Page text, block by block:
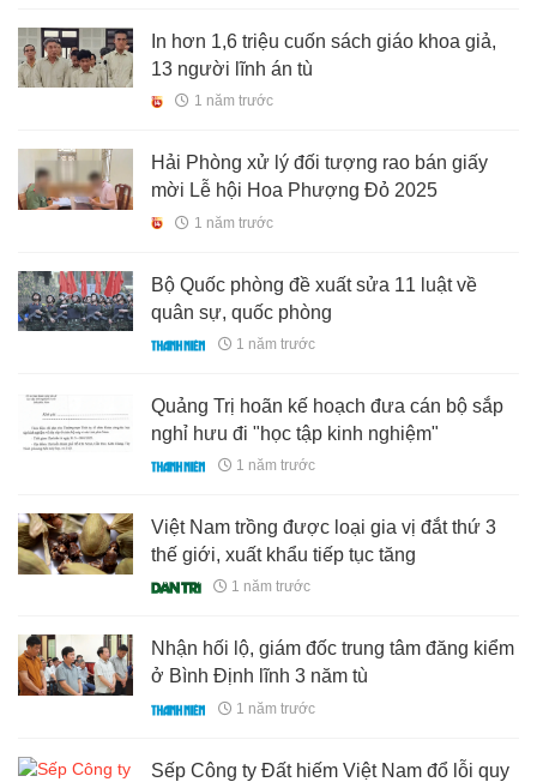
In hơn 1,6 triệu cuốn sách giáo khoa giả,
13 người lĩnh án tù
1 năm trước
Hải Phòng xử lý đối tượng rao bán giấy
mời Lễ hội Hoa Phượng Đỏ 2025
1 năm trước
Bộ Quốc phòng đề xuất sửa 11 luật về
quân sự, quốc phòng
1 năm trước
Quảng Trị hoãn kế hoạch đưa cán bộ sắp
nghỉ hưu đi "học tập kinh nghiệm"
1 năm trước
Việt Nam trồng được loại gia vị đắt thứ 3
thế giới, xuất khẩu tiếp tục tăng
1 năm trước
Nhận hối lộ, giám đốc trung tâm đăng kiểm
ở Bình Định lĩnh 3 năm tù
1 năm trước
Sếp Công ty Đất hiếm Việt Nam đổ lỗi quy